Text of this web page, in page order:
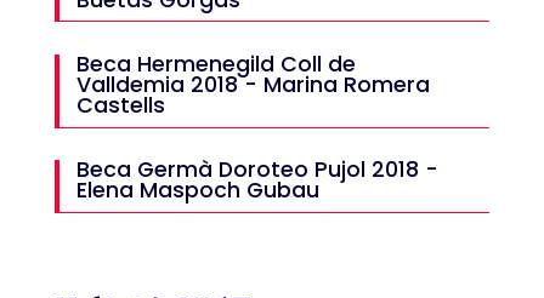
Beca Hermenegild Coll de
Valldemia 2018 - Marina Romera
Castells
Beca Germà Doroteo Pujol 2018 -
Elena Maspoch Gubau